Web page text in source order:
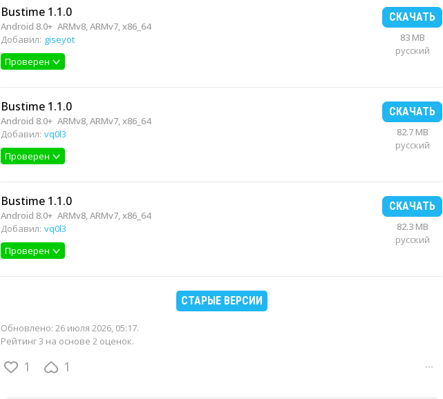
Bustime 1.1.0
Android 8.0+ ARMv8, ARMv7, x86_64
Добавил: giseyot
Проверен
СКАЧАТЬ
83 MB
русский
Bustime 1.1.0
Android 8.0+ ARMv8, ARMv7, x86_64
Добавил: vq0l3
Проверен
СКАЧАТЬ
82.7 MB
русский
Bustime 1.1.0
Android 8.0+ ARMv8, ARMv7, x86_64
Добавил: vq0l3
Проверен
СКАЧАТЬ
82.3 MB
русский
СТАРЫЕ ВЕРСИИ
Обновлено: 26 июля 2026, 05:17.
Рейтинг 3 на основе 2 оценок.
1 1 ···